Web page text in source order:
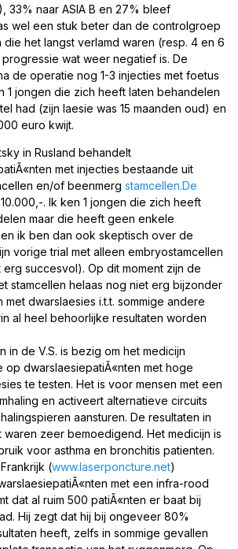
33% naar ASIA B en 27% bleef
wel een stuk beter dan de controlgroep
die het langst verlamd waren (resp. 4 en 6
wat weer negatief is. De
de operatie nog 1-3 injecties met foetus
1 jongen die zich heeft laten behandelen
had (zijn laesie was 15 maanden oud) en
euro kwijt.
in Rusland behandelt
met injecties bestaande uit
en/of beenmerg stamcellen.De
. Ik ken 1 jongen die zich heeft
maar die heeft geen enkele
ik ben dan ook skeptisch over de
vorige trial met alleen embryostamcellen
succesvol). Op dit moment zijn de
stamcellen helaas nog niet erg bijzonder
met dwarslaesies i.t.t. sommige andere
al heel behoorlijke resultaten worden
in de V.S. is bezig om het medicijn
op dwarslaesiepatiÃ«nten met hoge
te testen. Het is voor mensen met een
en activeert alternatieve circuits
aansturen. De resultaten in
waren zeer bemoedigend. Het medicijn is
voor asthma en bronchitis patienten.
(www.laserponcture.net)
met een infra-rood
dat al ruim 500 patiÃ«nten er baat bij
Hij zegt dat hij bij ongeveer 80%
heeft, zelfs in sommige gevallen